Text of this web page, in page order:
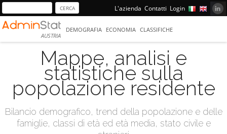
L'azienda Contatti Login
AUSTRIA
DEMOGRAFIA ECONOMIA CLASSIFICHE
Mappe, analisi e
statistiche sulla
popolazione residente
Bilancio demografico, trend della popolazione e delle
famiglie, classi di età ed età media, stato civile e